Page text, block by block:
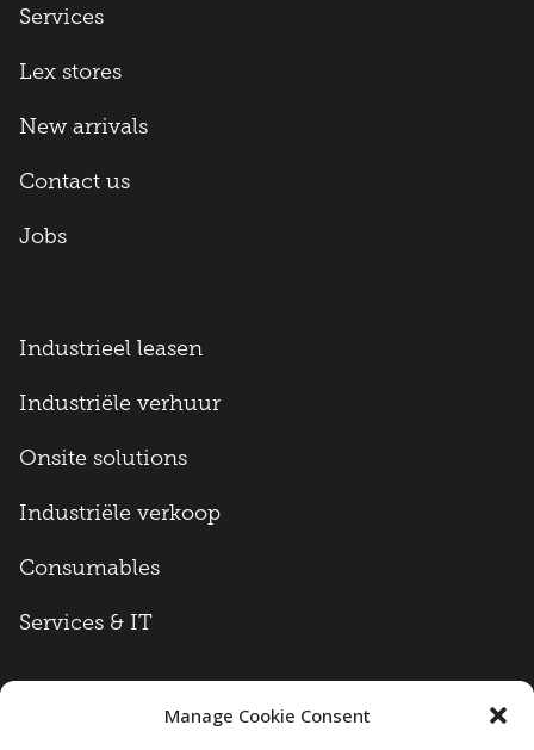
Manage Cookie Consent
Services
Lex stores
New arrivals
Contact us
Jobs
Industrieel leasen
Industriële verhuur
Onsite solutions
Industriële verkoop
Consumables
Services & IT
Algemene voorwaarden